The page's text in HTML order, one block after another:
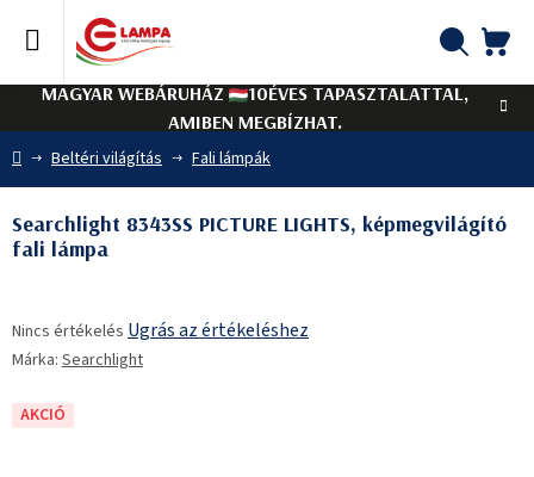
tartalomhoz
MAGYAR WEBÁRUHÁZ
10ÉVES TAPASZTALATTAL,
AMIBEN MEGBÍZHAT.
Kezdőlap
Beltéri világítás Fali lámpák
Searchlight 8343SS PICTURE LIGHTS, képmegvilágító
fali lámpa
termék
átlagos
5-
Nincs értékelés Ugrás az értékeléshez
Márka: Searchlight
AKCIÓ